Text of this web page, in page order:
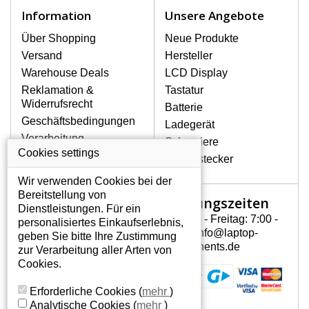
Zu den häufigsten Beschädigungen
gehören mechanische Schäden, z. B.
ein geborstenes Display oder Risse.
Ferner senkrechte Streifen, das Display
leuchtet nicht, blinkt unregelmäßig oder
ist ungleichmäßig hell.
LCD DISPLAYS HP PAVILION
DV6-1206AU VON HÖCHSTER
Originaldisplays, die die hohe
Qualitätsklasse A+ erfüllen, also
ohne mangelhafte Pixel, und
zwar über die gesamte
Garantiezeit.
WIE KÖNNEN SIE FESTSTELLEN,
WELCHES DISPLAY SIE FÜR IHREN
NOTEBOOK BRAUCHEN HP PAVILION
Information
Über Shopping
Versand
Warehouse Deals
Reklamation &
Widerrufsrecht
Geschäftsbedingungen
Verarbeitung
personenbezogener
Daten
Über uns - Impressum
Unsere Angebote
Neue Produkte
Hersteller
LCD Display
Tastatur
Batterie
Ladegerät
Scharniere
Gerätestecker
Mein Konto
Mein Konto
Persönliche Daten
Addressen
Öffnungszeiten
Montag - Freitag: 7:00 -
15:30 info@laptop-
components.de
Cookies settings
Wir verwenden Cookies bei der
Bereitstellung von
Dienstleistungen. Für ein
personalisiertes Einkaufserlebnis,
geben Sie bitte Ihre Zustimmung
zur Verarbeitung aller Arten von
Cookies.
Erforderliche Cookies (mehr )
Analytische Cookies (mehr )